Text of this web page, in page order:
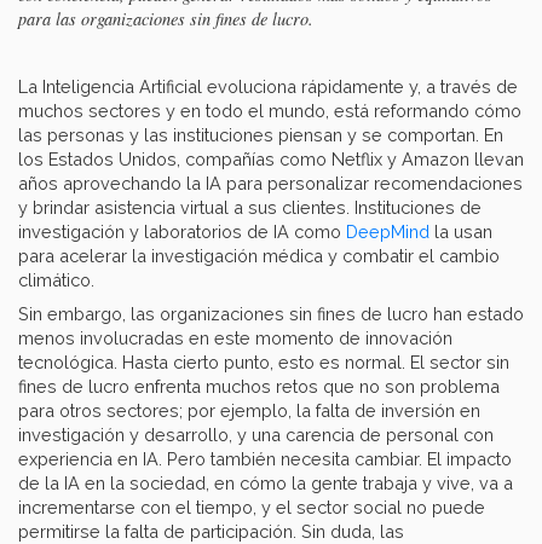
para las organizaciones sin fines de lucro.
La Inteligencia Artificial evoluciona rápidamente y, a través de
muchos sectores y en todo el mundo, está reformando cómo
las personas y las instituciones piensan y se comportan. En
los Estados Unidos, compañías como Netflix y Amazon llevan
años aprovechando la IA para personalizar recomendaciones
y brindar asistencia virtual a sus clientes. Instituciones de
investigación y laboratorios de IA como DeepMind la usan
para acelerar la investigación médica y combatir el cambio
climático.
Sin embargo, las organizaciones sin fines de lucro han estado
menos involucradas en este momento de innovación
tecnológica. Hasta cierto punto, esto es normal. El sector sin
fines de lucro enfrenta muchos retos que no son problema
para otros sectores; por ejemplo, la falta de inversión en
investigación y desarrollo, y una carencia de personal con
experiencia en IA. Pero también necesita cambiar. El impacto
de la IA en la sociedad, en cómo la gente trabaja y vive, va a
incrementarse con el tiempo, y el sector social no puede
permitirse la falta de participación. Sin duda, las